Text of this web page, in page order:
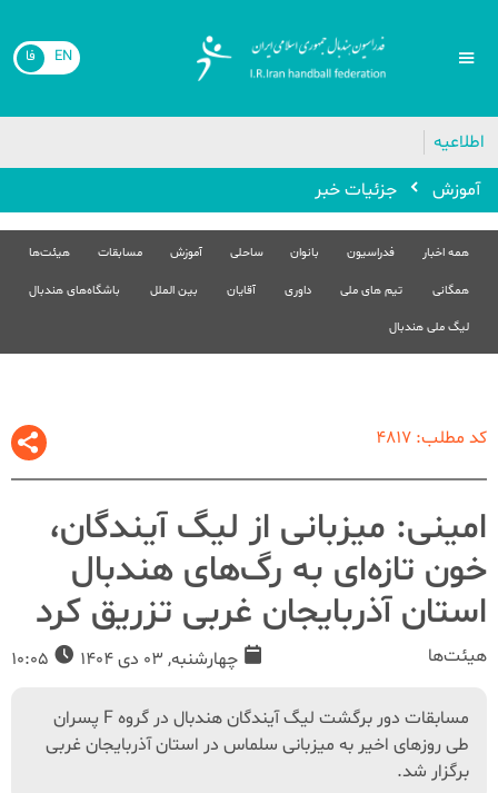
EN فا
اطلاعیه
🔴
آموزش
جزئیات خبر
همه اخبار فدراسیون بانوان ساحلی آموزش مسابقات هیئت‌ها
همگانی تیم های ملی داوری آقایان بین الملل باشگاه‌های هندبال
لیگ ملی هندبال
کد مطلب: 4817
امینی: میزبانی از لیگ آیندگان،
خون تازه‌ای به رگ‌های هندبال
استان آذربایجان غربی تزریق کرد
هیئت‌ها چهارشنبه, 03 دی 1404
مسابقات دور برگشت لیگ آیندگان هندبال در گروه F پسران
طی روزهای اخیر به میزبانی سلماس در استان آذربایجان غربی
برگزار شد.